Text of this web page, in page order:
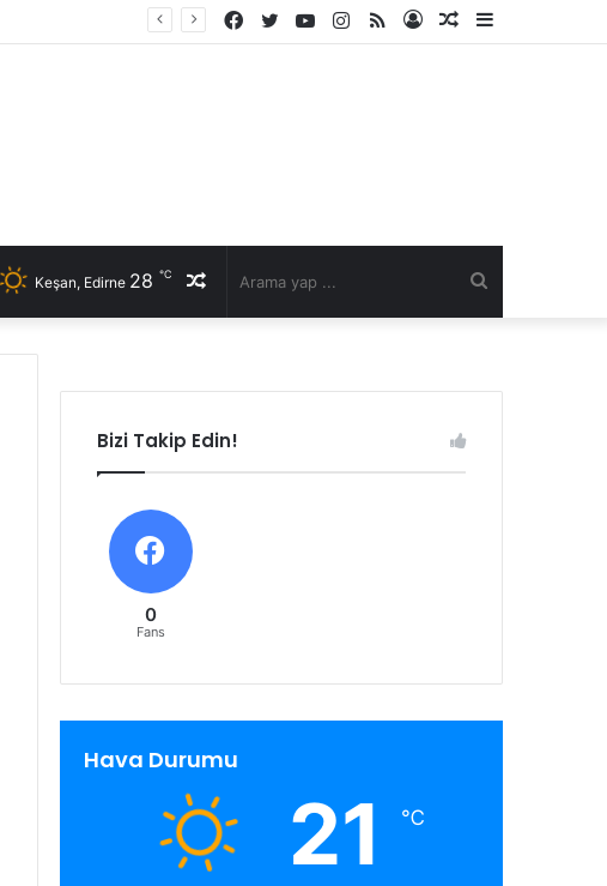
Kenar
Rastgele
Kayıt
RSS
Instagram
YouTube
Twitter
Facebook
Rastgele
Keşan, Edirne 28 ℃
Bizi Takip Edin!
0
Fans
Hava Durumu
21 ℃